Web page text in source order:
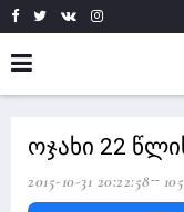
ოჯახი 22
2015-10-31 20:22:58